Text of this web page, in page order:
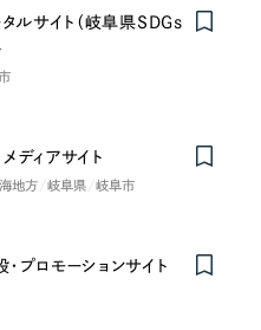
ルサイト（岐阜県SDGs
ディアサイト
地方 岐阜県 岐阜市
プロモーションサイト